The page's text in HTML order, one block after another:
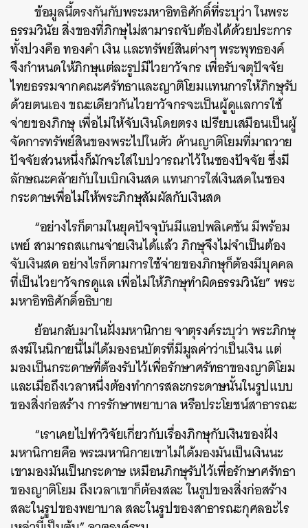
ข้อมูลนี้ตรงกันกับพระมหาอิทธิศักดิ์ที่ระบุว่า ในพระ
ธรรมวินัย สิ่งของที่ภิกษุไม่สามารถจับต้องได้ด้วยประการ
ทั้งปวงคือ ทองคำ เงิน และทรัพย์สินต่างๆ พระพุทธองค์
จึงกำหนดให้ภิกษุแต่ละรูปมีไวยาวัจกร เพื่อรับจตุปัจจัย
ไทยธรรมจากคณะศรัทธาและญาติโยมแทนการให้ภิกษุรับ
ด้วยตนเอง ขณะเดียวกันไวยาวัจกรจะเป็นผู้ดูแลการใช้
จ่ายของภิกษุ เพื่อไม่ให้จับเงินโดยตรง เปรียบเสมือนเป็นผู้
จัดการทรัพย์สินของพระไปในตัว ด้านญาติโยมที่มาถวาย
ปัจจัยส่วนหนึ่งก็มักจะใส่ใบปวารณาไว้ในซองปัจจัย ซึ่งมี
ลักษณะคล้ายกับใบเบิกเงินสด แทนการใส่เงินสดในซอง
กระดาษเพื่อไม่ให้พระภิกษุสัมผัสกับเงินสด
“อย่างไรก็ตามในยุคปัจจุบันมีแอปพลิเคชัน มีพร้อม
เพย์ สามารถสแกนจ่ายเงินได้แล้ว ภิกษุจึงไม่จำเป็นต้อง
จับเงินสด อย่างไรก็ตามการใช้จ่ายของภิกษุก็ต้องมีบุคคล
ที่เป็นไวยาวัจกรดูแล เพื่อไม่ให้ภิกษุทำผิดธรรมวินัย” พระ
มหาอิทธิศักดิ์อธิบาย
ย้อนกลับมาในฝั่งมหานิกาย จาตุรงค์ระบุว่า พระภิกษุ
สงฆ์ในนิกายนี้ไม่ได้มองธนบัตรที่มีมูลค่าว่าเป็นเงิน แต่
มองเป็นกระดาษที่ต้องรับไว้เพื่อรักษาศรัทธาของญาติโยม
และเมื่อถึงเวลาหนึ่งต้องทำการสละกระดาษนั้นในรูปแบบ
ของสิ่งก่อสร้าง การรักษาพยาบาล หรือประโยชน์สาธารณะ
“เราเคยไปทำวิจัยเกี่ยวกับเรื่องภิกษุกับเงินของฝั่ง
มหานิกายคือ พระมหานิกายเขาไม่ได้มองมันเป็นเงินนะ
เขามองมันเป็นกระดาษ เหมือนภิกษุรับไว้เพื่อรักษาศรัทธา
ของญาติโยม ถึงเวลาเขาก็ต้องสละ ในรูปของสิ่งก่อสร้าง
สละในรูปของพยาบาล สละในรูปของสาธารณะกุศลอะไร